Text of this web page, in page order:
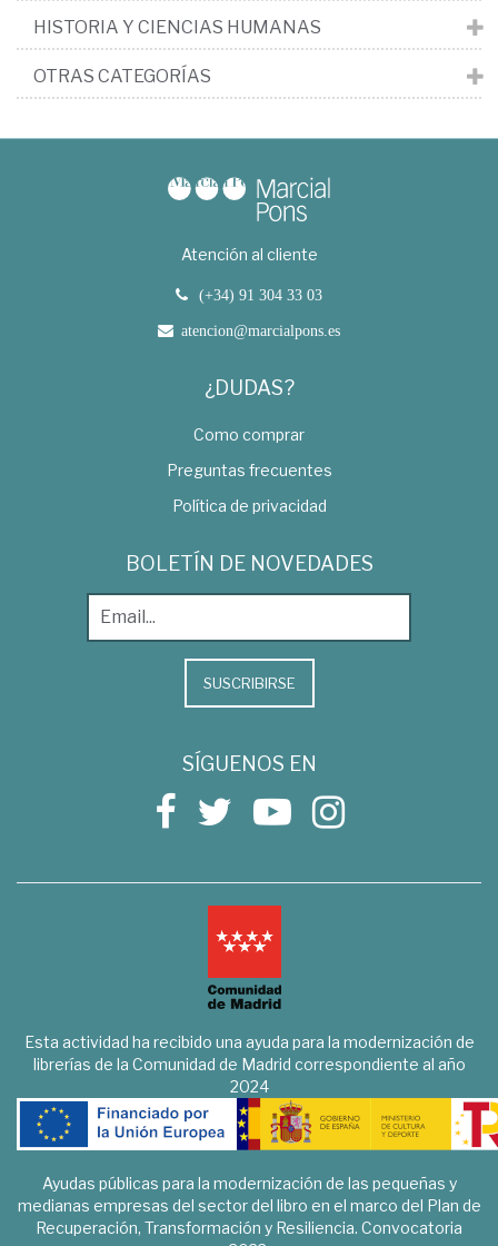
HISTORIA Y CIENCIAS HUMANAS
OTRAS CATEGORÍAS
Atención al cliente
(+34) 91 304 33 03
atencion@marcialpons.es
¿DUDAS?
Como comprar
Preguntas frecuentes
Política de privacidad
BOLETÍN DE NOVEDADES
SUSCRIBIRSE
SÍGUENOS EN
Esta actividad ha recibido una ayuda para la modernización de
librerías de la Comunidad de Madrid correspondiente al año
2024
Ayudas públicas para la modernización de las pequeñas y
medianas empresas del sector del libro en el marco del Plan de
Recuperación, Transformación y Resiliencia. Convocatoria